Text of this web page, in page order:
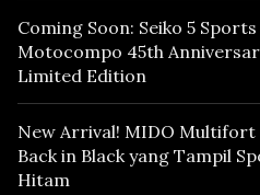
Coming Soon: Seiko 5
Motocompo 45th
Limited Edition
New Arrival! MIDO Multifort
Back in Black yang Tampil
Hitam